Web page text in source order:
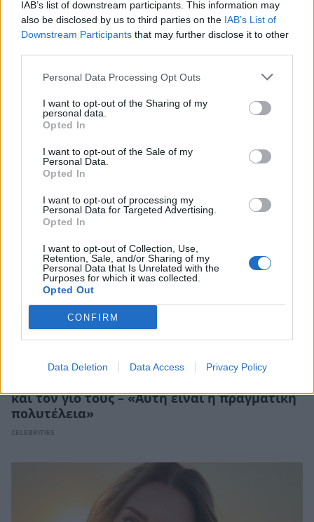
IAB’s list of downstream participants. This information may
also be disclosed by us to third parties on the IAB’s List of
Downstream Participants that may further disclose it to other
Personal Data Processing Opt Outs
I want to opt-out of the Sharing of my
personal data.
Opted In
I want to opt-out of the Sale of my
Personal Data.
Opted In
I want to opt-out of processing my
Personal Data for Targeted Advertising.
Opted In
I want to opt-out of Collection, Use,
Retention, Sale, and/or Sharing of my
Personal Data that Is Unrelated with the
Purposes for which it was collected.
Opted Out
CONFIRM
Data Deletion Data Access Privacy Policy
Γιώργος Χριστοδούλου: «Προσπάθησα να
γίνω δημοφιλής…»
CELEBRITIES
Ευρυδίκη Βαλαβάνη: Οικογενειακές στιγμές
και τον γιο τους – «Αυτή είναι η πραγματική
πολυτέλεια»
CELEBRITIES